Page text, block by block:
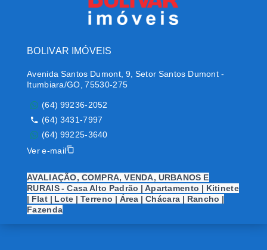
BOLIVAR IMÓVEIS
Avenida Santos Dumont, 9, Setor Santos Dumont -
Itumbiara/GO, 75530-275
(64) 99236-2052
(64) 3431-7997
(64) 99225-3640
Ver e-mail
AVALIAÇÃO, COMPRA, VENDA, URBANOS E
RURAIS - Casa Alto Padrão | Apartamento | Kitinete
| Flat | Lote | Terreno | Área | Chácara | Rancho |
Fazenda